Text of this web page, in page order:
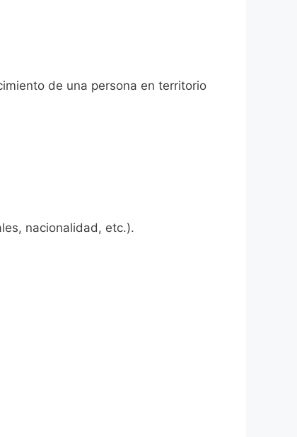
de una persona en territorio
nacionalidad, etc.).